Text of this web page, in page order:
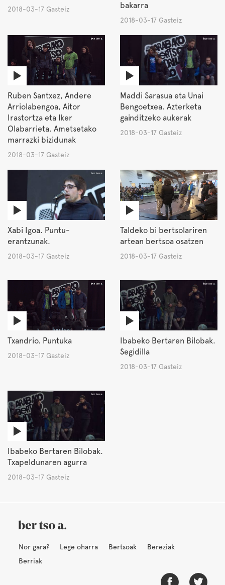
2018-03-17 Gasteiz
bakarra
2018-03-17 Gasteiz
Ruben Santxez, Andere
Arriolabengoa, Aitor
Irastortza eta Iker
Olabarrieta. Ametsetako
marrazki bizidunak
2018-03-17 Gasteiz
Maddi Sarasua eta Unai
Bengoetxea. Azterketa
gainditzeko aukerak
2018-03-17 Gasteiz
Xabi Igoa. Puntu-
erantzunak.
2018-03-17 Gasteiz
Taldeko bi bertsolariren
artean bertsoa osatzen
2018-03-17 Gasteiz
Txandrio. Puntuka
2018-03-17 Gasteiz
Ibabeko Bertaren Bilobak.
Segidilla
2018-03-17 Gasteiz
Ibabeko Bertaren Bilobak.
Txapeldunaren agurra
2018-03-17 Gasteiz
Nor gara? Lege oharra Bertsoak
Bereziak
Berriak